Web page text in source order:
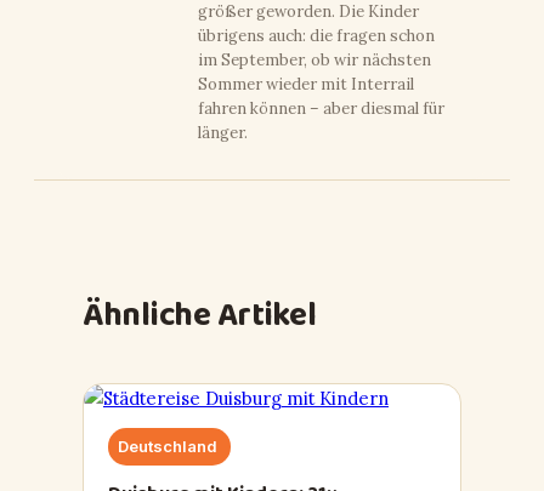
größer geworden. Die Kinder
übrigens auch: die fragen schon
im September, ob wir nächsten
Sommer wieder mit Interrail
fahren können – aber diesmal für
länger.
Ähnliche Artikel
Deutschland